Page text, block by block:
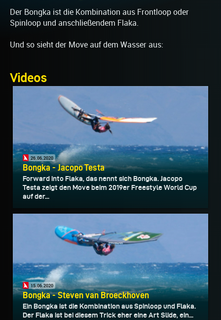
Der Bongka ist die Kombination aus Frontloop oder
Spinloop und anschließendem Flaka.
Und so sieht der Move auf dem Wasser aus:
Videos
26.06.2020
Bongka - Jacopo Testa
Forward into Flaka, das nennt sich Bongka. Jacopo
Testa zeigt den Move beim 2019er Freestyle World Cup
auf der...
15.06.2020
Bongka - Steven van Broeckhoven
Ein Bongka ist die Kombination aus Spinloop und Flaka.
Der Flaka ist bei diesem Trick eher eine Art Slide, ein...